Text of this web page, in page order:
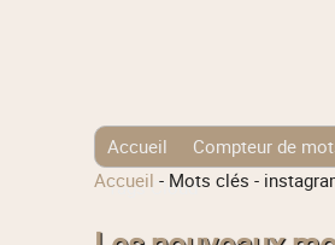
Accueil Compteur de
Tags Cloud
Accueil - Mots clés -